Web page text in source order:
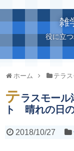
雑
役に立
ホーム テラ
テラスモール
ト 晴れの日
2018/10/27